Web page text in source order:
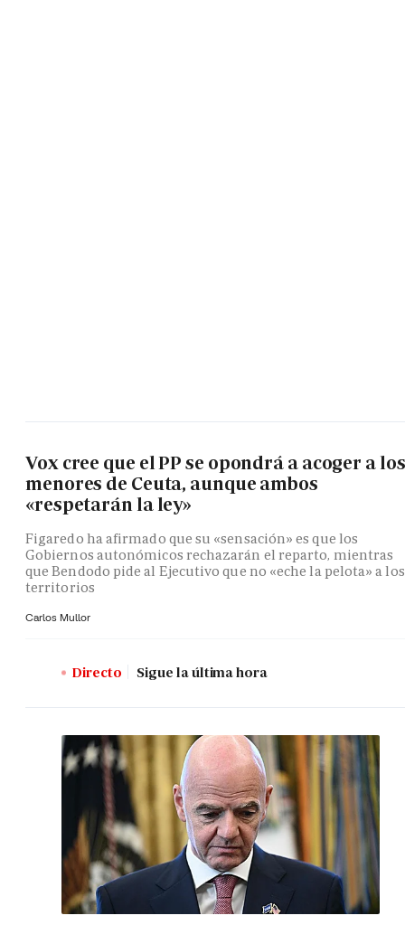
Vox cree que el PP se opondrá a acoger a los
menores de Ceuta, aunque ambos
«respetarán la ley»
Figaredo ha afirmado que su «sensación» es que los
Gobiernos autonómicos rechazarán el reparto, mientras
que Bendodo pide al Ejecutivo que no «eche la pelota» a los
territorios
Carlos Mullor
Directo Sigue la última hora